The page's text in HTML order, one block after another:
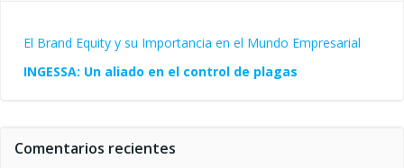
El Brand Equity y su Importancia en el Mundo Empresarial
INGESSA: Un aliado en el control de plagas
Comentarios recientes